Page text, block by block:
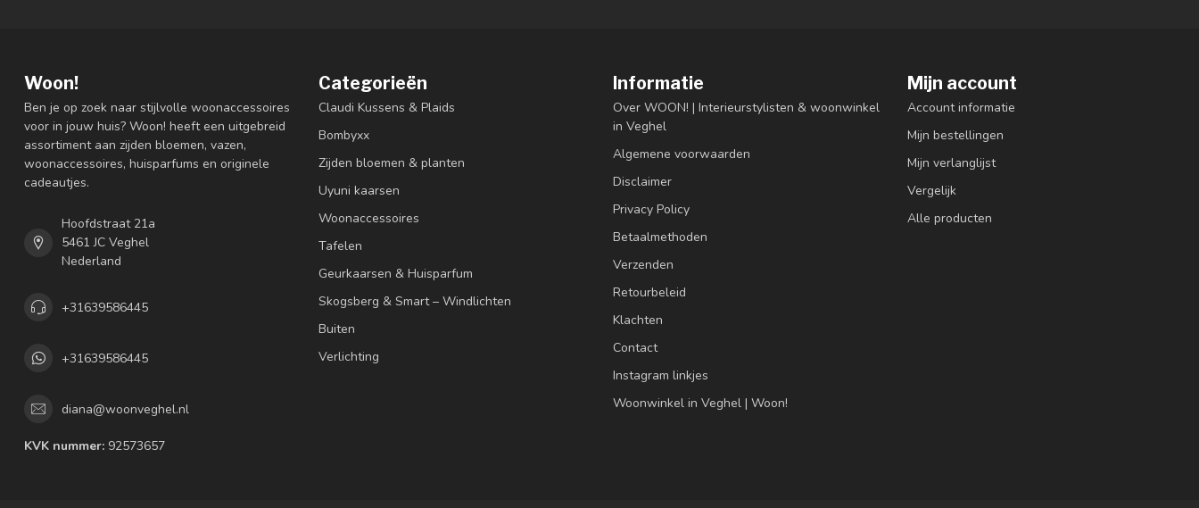
Woon!
Ben je op zoek naar stijlvolle woonaccessoires
voor in jouw huis? Woon! heeft een uitgebreid
assortiment aan zijden bloemen, vazen,
woonaccessoires, huisparfums en originele
cadeautjes.
Hoofdstraat 21a
5461 JC Veghel
Nederland
+31639586445
+31639586445
diana@woonveghel.nl
KVK nummer: 92573657
Categorieën
Claudi Kussens & Plaids
Bombyxx
Zijden bloemen & planten
Uyuni kaarsen
Woonaccessoires
Tafelen
Geurkaarsen & Huisparfum
Skogsberg & Smart – Windlichten
Buiten
Verlichting
Informatie
Over WOON! | Interieurstylisten & woonwinkel
in Veghel
Algemene voorwaarden
Disclaimer
Privacy Policy
Betaalmethoden
Verzenden
Retourbeleid
Klachten
Contact
Instagram linkjes
Woonwinkel in Veghel | Woon!
Mijn account
Account informatie
Mijn bestellingen
Mijn verlanglijst
Vergelijk
Alle producten